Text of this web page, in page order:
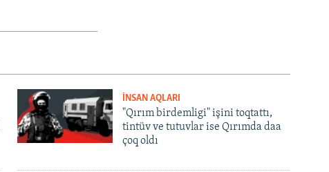
İNSAN AQLARI
"Qırım birdemligi" işini toqtattı,
tintüv ve tutuvlar ise Qırımda daa
çoq oldı